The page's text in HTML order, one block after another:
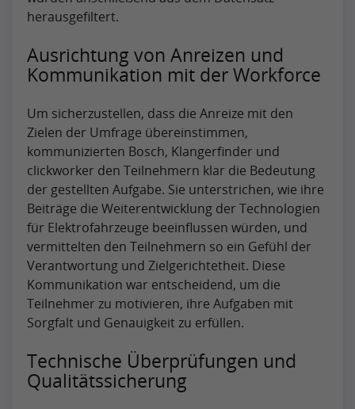
herausgefiltert.
Ausrichtung von Anreizen und
Kommunikation mit der Workforce
Um sicherzustellen, dass die Anreize mit den
Zielen der Umfrage übereinstimmen,
kommunizierten Bosch, Klangerfinder und
clickworker den Teilnehmern klar die Bedeutung
der gestellten Aufgabe. Sie unterstrichen, wie ihre
Beiträge die Weiterentwicklung der Technologien
für Elektrofahrzeuge beeinflussen würden, und
vermittelten den Teilnehmern so ein Gefühl der
Verantwortung und Zielgerichtetheit. Diese
Kommunikation war entscheidend, um die
Teilnehmer zu motivieren, ihre Aufgaben mit
Sorgfalt und Genauigkeit zu erfüllen.
Technische Überprüfungen und
Qualitätssicherung